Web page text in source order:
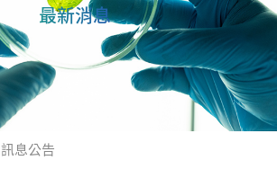
最新消息
訊息公告